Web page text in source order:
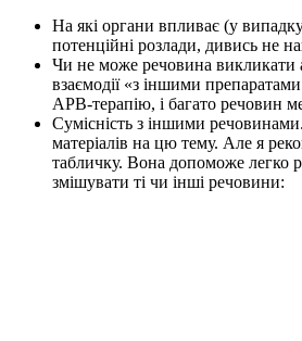
На які органи впливає (у
потенційні розлади, дивись не
Чи не може речовина викликати
взаємодії «з іншими
АРВ-терапію, і багато речовин
Сумісність з іншими
матеріалів на цю тему. Але я
табличку. Вона допоможе легко
змішувати ті чи інші речовини: